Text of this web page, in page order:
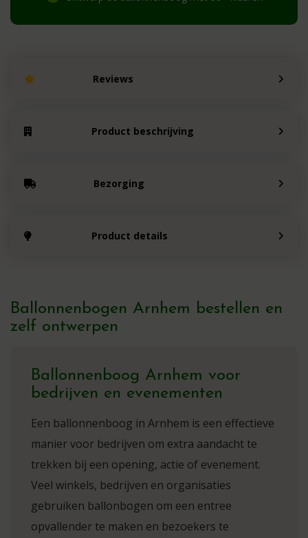
Reviews
Product beschrijving
Bezorging
Product details
Ballonnenbogen Arnhem bestellen en
zelf ontwerpen
Ballonnenboog Arnhem voor
bedrijven en evenementen
Een ballonnenboog in Arnhem is een effectieve
manier voor bedrijven om extra aandacht te
trekken bij een opening, actie of evenement.
Veel winkels, bedrijven en organisaties
gebruiken ballonbogen om een entree
opvallender te maken en bezoekers te